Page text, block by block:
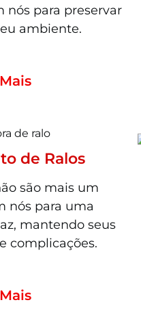
nós para preservar
ambiente.
de Ralos
são mais um
nós para uma
mantendo seus
complicações.